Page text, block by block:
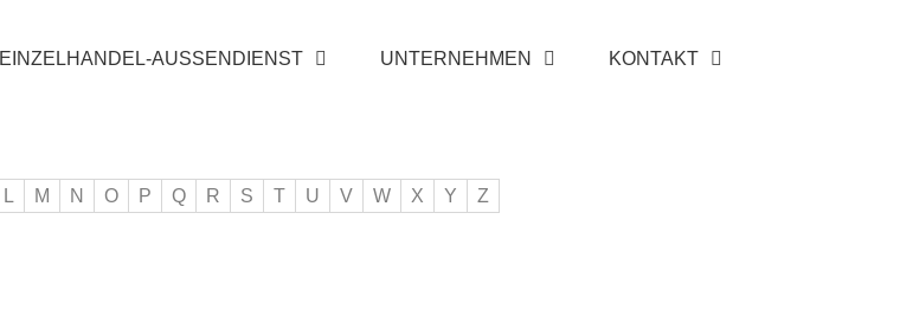
EINZELHANDEL-AUSSENDIENST UNTERNEHMEN KONTAKT
L M N O P Q R S T U V W X Y Z